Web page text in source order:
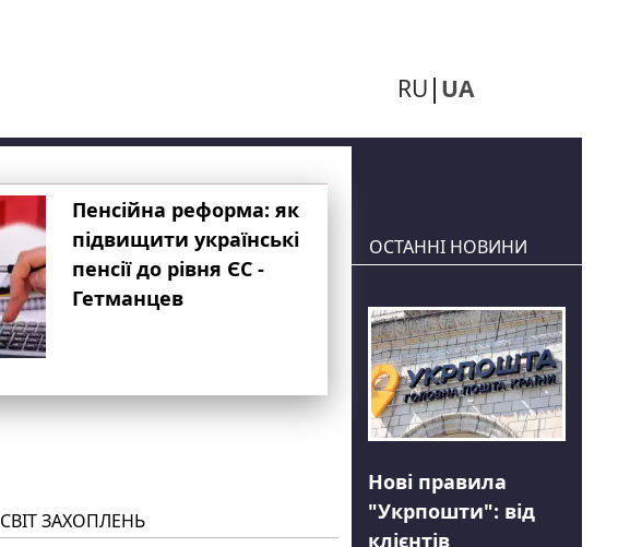
RU UA
Пенсійна реформа: як
підвищити українські
пенсії до рівня ЄС -
Гетманцев
СВІТ ЗАХОПЛЕНЬ
ОСТАННІ НОВИНИ
Нові правила
"Укрпошти": від
клієнтів